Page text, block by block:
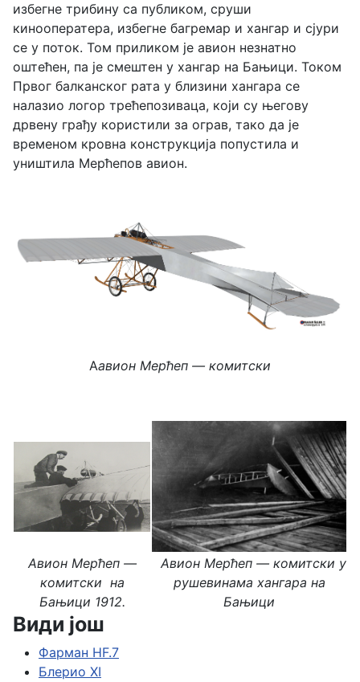
избегне трибину са публиком, сруши
кинооператера, избегне багремар и хангар и сјури
се у поток. Том приликом је авион незнатно
оштећен, па је смештен у хангар на Бањици. Током
Првог балканског рата у близини хангара се
налазио логор трећепозиваца, који су његову
дрвену грађу користили за ограв, тако да је
временом кровна конструкција попустила и
уништила Мерћепов авион.
Аавион Мерћеп — комитски
Авион Мерћеп—
комитски на
Бањици 1912.
Авион Мерћеп— комитски у
рушевинама хангара на
Бањици
Види још
Фарман HF.7
Блерио XI